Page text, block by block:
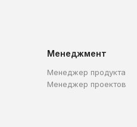
Менеджмент
Менеджер продукта
Менеджер проектов